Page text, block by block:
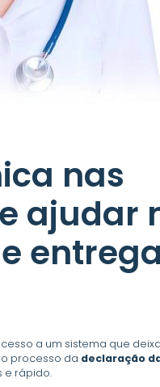
nas
ajudar
entrega
a um sistema que
processo da declaração da
e rápido.